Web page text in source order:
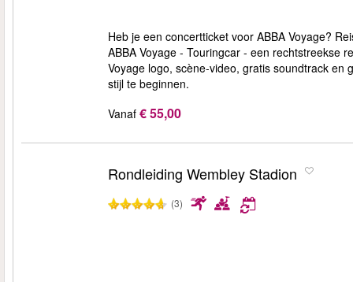
Heb je een concertticket voor ABBA Voyage?
ABBA Voyage - Touringcar - een rechtstreekse
Voyage logo, scène-video, gratis soundtrack en
stijl te beginnen.
Vanaf € 55,00
Rondleiding Wembley Stadion
(3)